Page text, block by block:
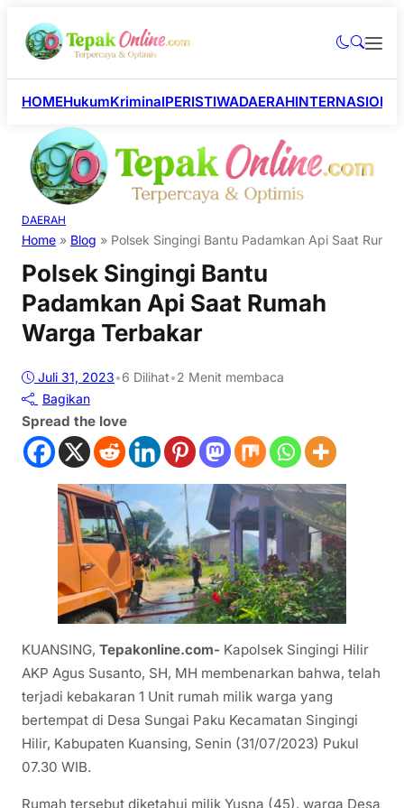
HOMEHukumKriminalPERISTIWADAERAH
DAERAH
Home » Blog » Polsek Singingi Bantu Padamkan Api Saat
Polsek Singingi Bantu
Padamkan Api Saat Rumah
Warga Terbakar
Juli 31, 2023•6 Dilihat•2 Menit membaca
Bagikan
Spread the love
KUANSING, Tepakonline.com- Kapolsek Singingi Hilir
AKP Agus Susanto, SH, MH membenarkan bahwa, telah
terjadi kebakaran 1 Unit rumah milik warga yang
bertempat di Desa Sungai Paku Kecamatan Singingi
Hilir, Kabupaten Kuansing, Senin (31/07/2023) Pukul
07.30 WIB.
Rumah tersebut diketahui milik Yusna (45), warga Desa